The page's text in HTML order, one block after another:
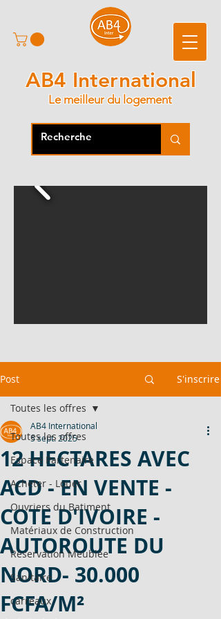
AB4 International
Le meilleur du logement
Post S'inscrire
Toutes les offres
Espace Partenaire
Acheter - Louer
Ouvriers du Batiment
Matériaux de Construction
Réservation Meublée
Sanitaire
carreaux
Toutes les offres
12 HECTARES AVEC
ACD - EN VENTE -
COTE D'IVOIRE -
AUTOROUTE DU
NORD- 30.000
FCFA/M²
AB4 International
5 sept. 2025